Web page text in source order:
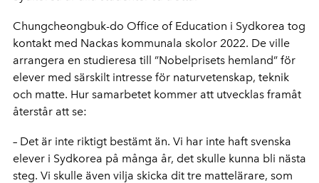
Chungcheongbuk-do Office of Education i Sydkorea tog
kontakt med Nackas kommunala skolor 2022. De ville
arrangera en studieresa till ”Nobelprisets hemland” för
elever med särskilt intresse för naturvetenskap, teknik
och matte. Hur samarbetet kommer att utvecklas framåt
återstår att se:
– Det är inte riktigt bestämt än. Vi har inte haft svenska
elever i Sydkorea på många år, det skulle kunna bli nästa
steg. Vi skulle även vilja skicka dit tre mattelärare, som